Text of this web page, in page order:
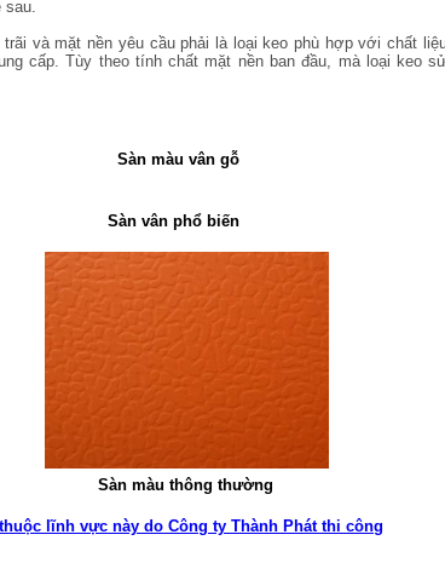
sau.
và mặt nền yêu cầu phải là loại keo phù hợp với chất
cấp. Tùy theo tính chất mặt nền ban đầu, mà loại keo
vân gỗ
Sàn vân phổ biến
Sàn màu thông thường
thuộc lĩnh vực này do Công ty Thành Phát thi công